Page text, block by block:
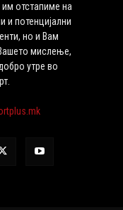
отстапиме на
и потенцијални
но и Вам
мислење,
утре во